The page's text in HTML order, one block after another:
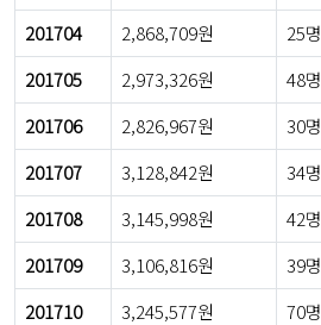
201704
2,868,709원 25명
201705
2,973,326원 48명
201706
2,826,967원 30명
201707
3,128,842원 34명
201708
3,145,998원 42명
201709
3,106,816원 39명
201710
3,245,577원 70명